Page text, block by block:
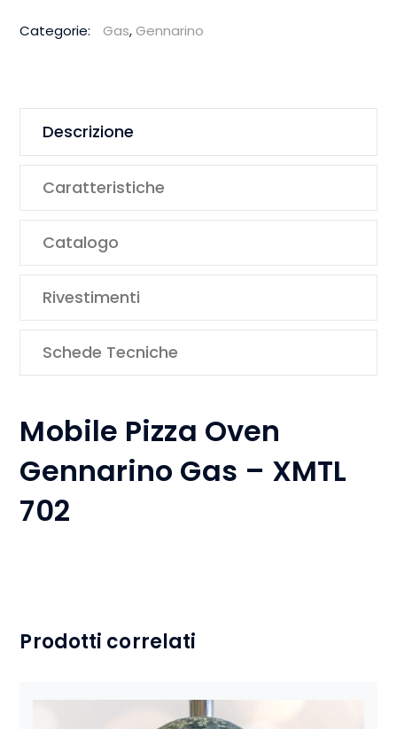
Categorie: Gas, Gennarino
Descrizione
Caratteristiche
Catalogo
Rivestimenti
Schede Tecniche
Mobile Pizza Oven
Gennarino Gas – XMTL
702
Prodotti correlati